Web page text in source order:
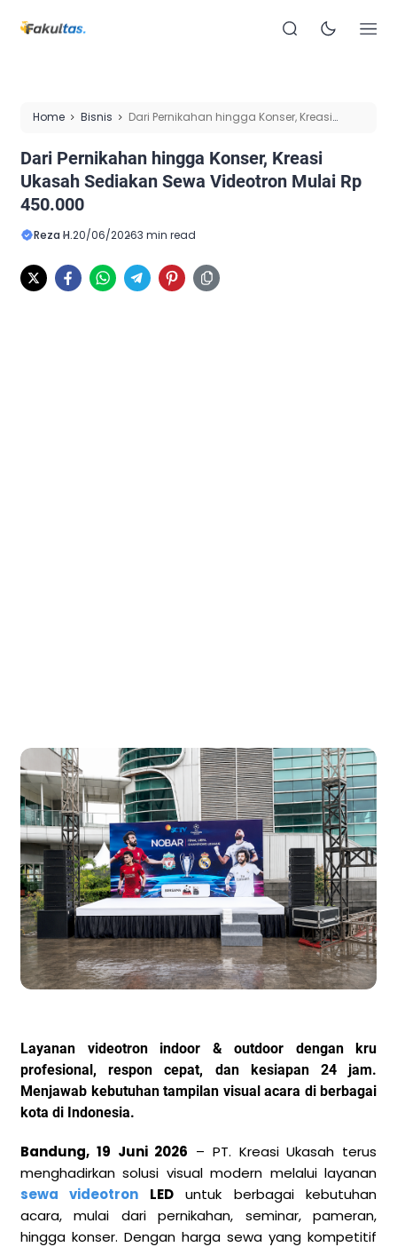
Home Bisnis
Dari Pernikahan hingga Konser, Kreasi
Dari Pernikahan hingga Konser, Kreasi
Ukasah Sediakan Sewa Videotron Mulai Rp
450.000
Reza H.20/06/20263 min read
Layanan videotron indoor & outdoor dengan kru
profesional, respon cepat, dan kesiapan 24 jam.
Menjawab kebutuhan tampilan visual acara di berbagai
kota di Indonesia.
Bandung, 19 Juni 2026 – PT. Kreasi Ukasah terus
menghadirkan solusi visual modern melalui layanan
sewa videotron LEDuntuk berbagai kebutuhan
acara, mulai dari pernikahan, seminar, pameran,
hingga konser. Dengan harga sewa yang kompetitif